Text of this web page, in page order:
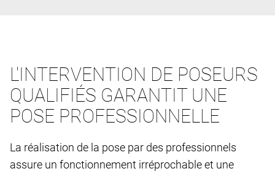
L'INTERVENTION DE POSEURS
QUALIFIÉS GARANTIT UNE
POSE PROFESSIONNELLE
La réalisation de la pose par des professionnels
assure un fonctionnement irréprochable et une